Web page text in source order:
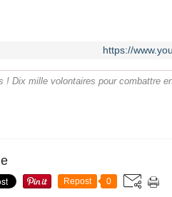
https://
! Dix mille volontaires pour combattre
Repost 0